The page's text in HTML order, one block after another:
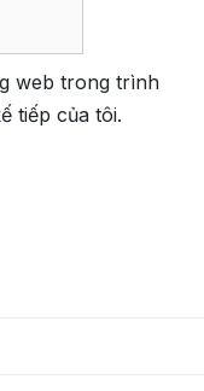
web trong trình
tiếp của tôi.